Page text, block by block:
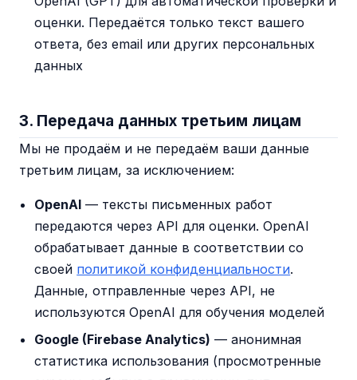
оценки. Передаётся только текст вашего
ответа, без email или других персональных
данных
3. Передача данных третьим лицам
Мы не продаём и не передаём ваши данные
третьим лицам, за исключением:
OpenAI — тексты письменных работ
передаются через API для оценки. OpenAI
обрабатывает данные в соответствии со
своей политикой конфиденциальности.
Данные, отправленные через API, не
используются OpenAI для обучения моделей
Google (Firebase Analytics) — анонимная
статистика использования (просмотренные